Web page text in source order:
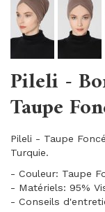
Pileli -
Taupe
Pileli - Taupe
Turquie.
- Couleur: Taupe
- Matériels: 95%
- Conseils